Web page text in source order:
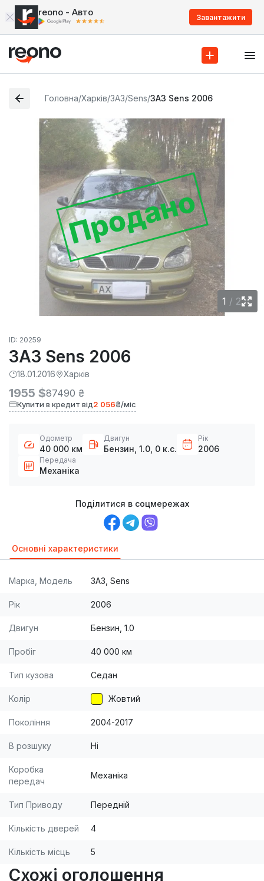
reono - Авто Завантажити
Головна/Харків/ЗАЗ/Sens/ЗАЗ Sens 2006
Продано
1 / 2
ID: 20259
ЗАЗ Sens 2006
18.01.2016 Харків
1955 $87490 ₴
Купити в кредит від2 056₴/міс
Одометр
40 000 км
Двигун
Бензин, 1.0, 0 к.с.
Рік
2006
Передача
Механіка
Поділитися в соцмережах
Основні характеристики
Марка, Модель ЗАЗ, Sens
Рік 2006
Двигун Бензин, 1.0
Пробіг 40 000 км
Тип кузова Седан
Колір Жовтий
Покоління 2004-2017
В розшуку Ні
Коробка
передач
Механіка
Тип Приводу Передній
Кількість дверей 4
Кількість місць 5
Схожі оголошення